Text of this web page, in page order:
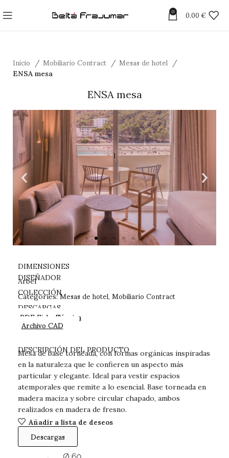
0 0.00 €
Inicio Mobiliario Contract Mesas de hotel
ENSA mesa
ENSA mesa
DESCRIPCIÓN DEL PRODUCTO
Mesa de base torneada, con formas orgánicas inspiradas
en la naturaleza que le confieren un aspecto más
particular y elegante. Ideal para vestir espacios
atemporales que remite a lo esencial. Base torneada en
madera maciza y sobre circular chapado, ambos
realizados en madera de fresno.
Añadir a lista de deseos
Descargas
DIMENSIONES
DISEÑADOR
Arbel
COLECCIÓN
Categories:Mesas de hotel, Mobiliario Contract
DESCARGAS
PDF Ficha Técnica
Archivo CAD